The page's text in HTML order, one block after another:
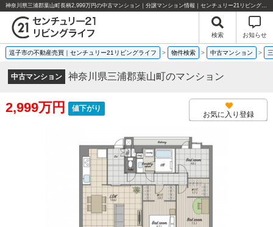
神奈川県三浦郡葉山町長柄2,999万円の中古マンション｜分譲マンション情報｜センチュリー21リビングライフ
検索 お知らせ
逗子市の不動産売買｜センチュリー21リビングライフ > 物件検索 > 中古マンション >
中古マンション 神奈川県三浦郡葉山町のマンション
2,999万円 値下がり
お気に入り登録